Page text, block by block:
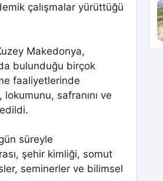
çalışmalar yürüttüğü
Makedonya,
bulunduğu birçok
faaliyetlerinde
safranını ve
süreyle
şehir kimliği, somut
seminerler ve bilimsel